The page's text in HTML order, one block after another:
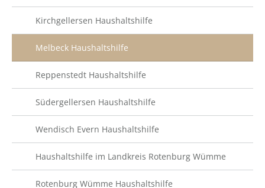
Kirchgellersen Haushaltshilfe
Melbeck Haushaltshilfe
Reppenstedt Haushaltshilfe
Südergellersen Haushaltshilfe
Wendisch Evern Haushaltshilfe
Haushaltshilfe im Landkreis Rotenburg Wümme
Rotenburg Wümme Haushaltshilfe